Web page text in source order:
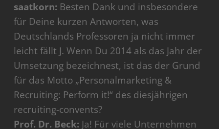
saatkorn: Besten Dank und insbesondere
für Deine kurzen Antworten, was
Deutschlands Professoren ja nicht immer
leicht fällt J. Wenn Du 2014 als das Jahr der
Umsetzung bezeichnest, ist das der Grund
für das Motto „Personalmarketing &
Recruiting: Perform it!“ des diesjährigen
recruiting-convents?
Prof. Dr. Beck: Ja! Für viele Unternehmen